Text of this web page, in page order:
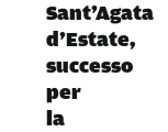
Sant’Agata
d’Estate,
successo
per
la